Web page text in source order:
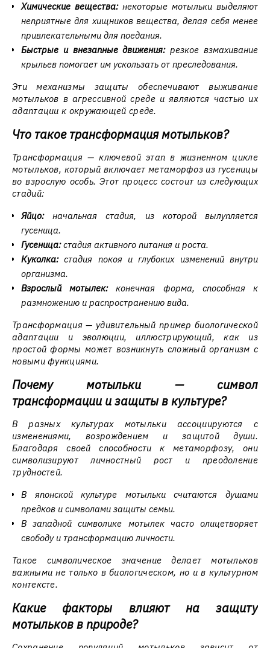
Химические вещества:некоторые мотыльки выделяют
неприятные для хищников вещества, делая себя менее
привлекательными для поедания.
Быстрые и внезапные движения:резкое взмахивание
крыльев помогает им ускользать от преследования.
Эти механизмы защиты обеспечивают выживание
мотыльков в агрессивной среде и являются частью их
адаптации к окружающей среде.
Что такое трансформация мотыльков?
Трансформация — ключевой этап в жизненном цикле
мотыльков, который включает метаморфоз из гусеницы
во взрослую особь. Этот процесс состоит из следующих
стадий:
Яйцо:начальная стадия, из которой вылупляется
гусеница.
Гусеница:стадия активного питания и роста.
Куколка:стадия покоя и глубоких изменений внутри
организма.
Взрослый мотылек:конечная форма, способная к
размножению и распространению вида.
Трансформация — удивительный пример биологической
адаптации и эволюции, иллюстрирующий, как из
простой формы может возникнуть сложный организм с
новыми функциями.
Почему мотыльки — символ
трансформации и защиты в культуре?
В разных культурах мотыльки ассоциируются с
изменениями, возрождением и защитой души.
Благодаря своей способности к метаморфозу, они
символизируют личностный рост и преодоление
трудностей.
В японской культуре мотыльки считаются душами
предков и символами защиты семьи.
В западной символике мотылек часто олицетворяет
свободу и трансформацию личности.
Такое символическое значение делает мотыльков
важными не только в биологическом, но и в культурном
контексте.
Какие факторы влияют на защиту
мотыльков в природе?